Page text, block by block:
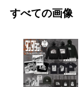
すべての画像